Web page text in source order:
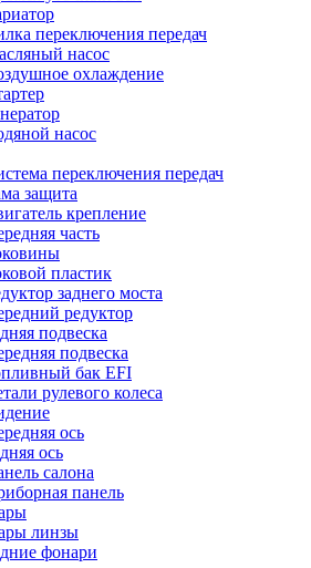
переключения передач
насос
охлаждение
насос
переключения передач
защита
крепление
часть
пластик
заднего моста
редуктор
подвеска
подвеска
бак EFI
рулевого колеса
ось
ось
салона
панель
линзы
фонари